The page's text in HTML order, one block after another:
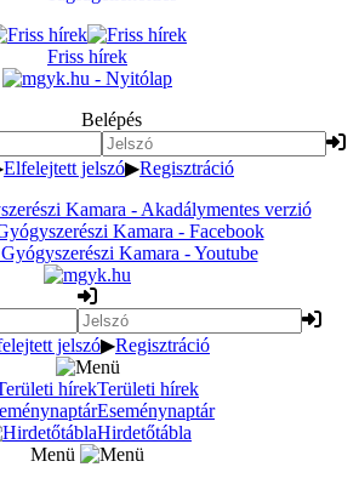
Friss hírek
Belépés
Elfelejtett jelszó▶Regisztráció
jelszó▶Regisztráció
Területi hírek
Eseménynaptár
Hirdetőtábla
Menü